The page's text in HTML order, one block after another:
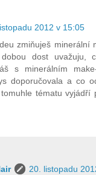
2012 v 15:05
zmiňuješ minerální
dost uvažuju,
s minerálním make-
doporučovala a co
tématu vyjádří
20. listopadu